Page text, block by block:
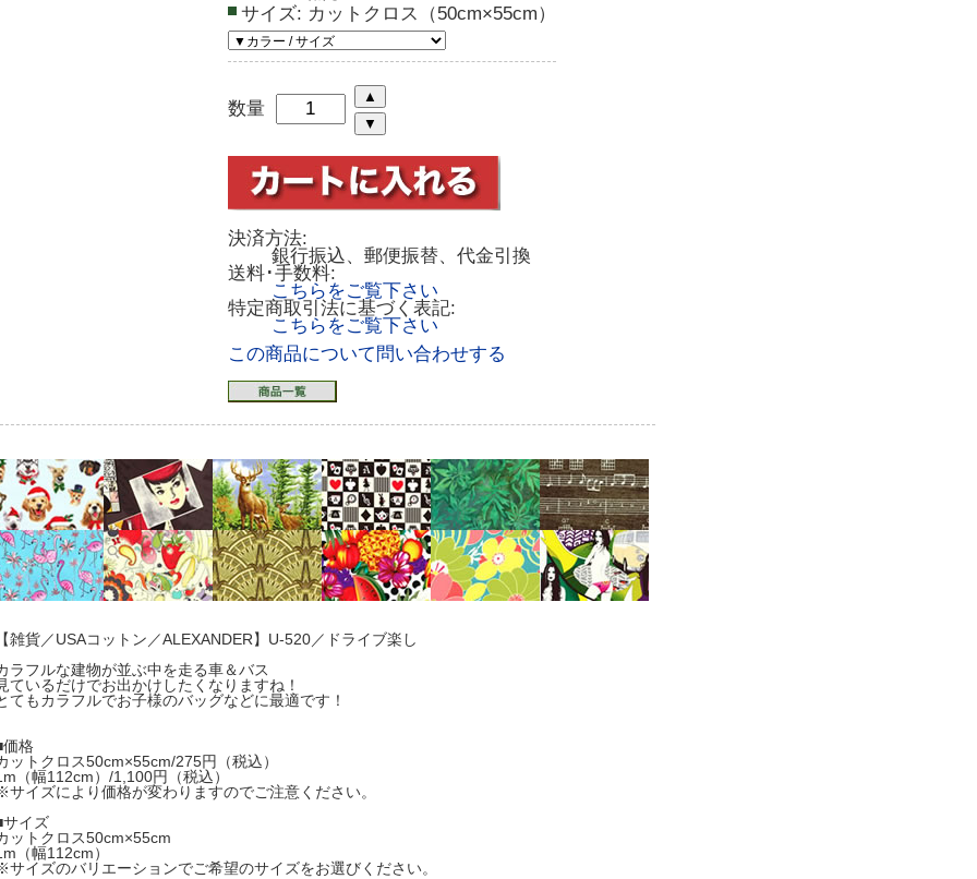
サイズ: カットクロス（50cm×55cm）
数量
決済方法:
銀行振込、郵便振替、代金引換
送料･手数料:
こちらをご覧下さい
特定商取引法に基づく表記:
こちらをご覧下さい
この商品について問い合わせする
雑貨／USAコットン／ALEXANDER】U-520／ドライブ楽し
ラフルな建物が並ぶ中を走る車＆バス
ているだけでお出かけしたくなりますね！
てもカラフルでお子様のバッグなどに最適です！
格
ットクロス50cm×55cm/275円（税込）
（幅112cm）/1,100円（税込）
イズにより価格が変わりますのでご注意ください。
イズ
ットクロス50cm×55cm
（幅112cm）
イズのバリエーションでご希望のサイズをお選びください。